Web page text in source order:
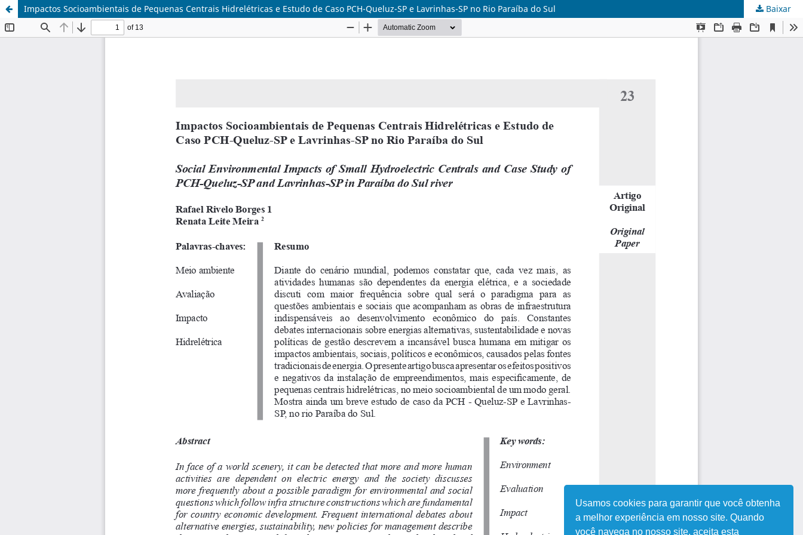
Usamos cookies para garantir que você obtenha
a melhor experiência em nosso site. Quando
você navega no nosso site, aceita esta
Impactos Socioambientais de Pequenas Centrais Hidrelétricas e Estudo de Caso PCH-Queluz-SP e Lavrinhas-SP no Rio Paraíba do Sul Baixar